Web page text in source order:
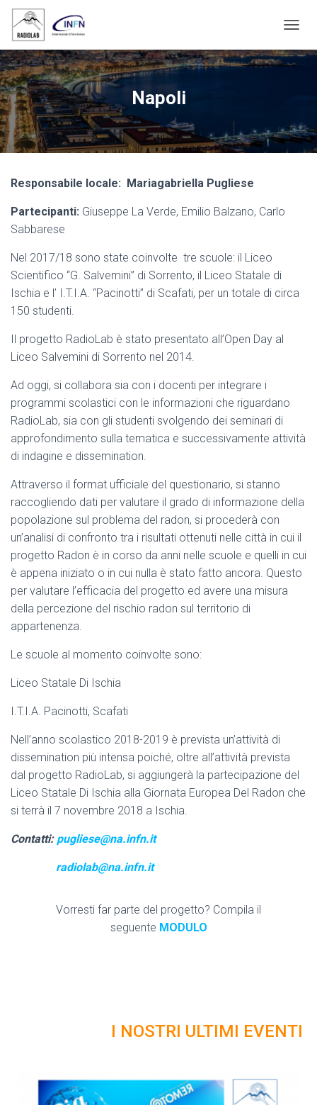
A
V
I
O
Napoli
Responsabile locale: Mariagabriella Pugliese
Partecipanti: Giuseppe La Verde, Emilio Balzano, Carlo
Sabbarese
Nel 2017/18 sono state coinvolte tre scuole: il Liceo
Scientifico “G. Salvemini” di Sorrento, il Liceo Statale di
Ischia e l’ I.T.I.A. “Pacinotti” di Scafati, per un totale di circa
150 studenti.
Il progetto RadioLab è stato presentato all’Open Day al
Liceo Salvemini di Sorrento nel 2014.
Ad oggi, si collabora sia con i docenti per integrare i
programmi scolastici con le informazioni che riguardano
RadioLab, sia con gli studenti svolgendo dei seminari di
approfondimento sulla tematica e successivamente attività
di indagine e dissemination.
Attraverso il format ufficiale del questionario, si stanno
raccogliendo dati per valutare il grado di informazione della
popolazione sul problema del radon, si procederà con
un’analisi di confronto tra i risultati ottenuti nelle città in cui il
progetto Radon è in corso da anni nelle scuole e quelli in cui
è appena iniziato o in cui nulla è stato fatto ancora. Questo
per valutare l’efficacia del progetto ed avere una misura
della percezione del rischio radon sul territorio di
appartenenza.
Le scuole al momento coinvolte sono:
Liceo Statale Di Ischia
I.T.I.A. Pacinotti, Scafati
Nell’anno scolastico 2018-2019 è prevista un’attività di
dissemination più intensa poiché, oltre all’attività prevista
dal progetto RadioLab, si aggiungerà la partecipazione del
Liceo Statale Di Ischia alla Giornata Europea Del Radon che
si terrà il 7 novembre 2018 a Ischia.
Contatti: pugliese@na.infn.it
radiolab@na.infn.it
Vorresti far parte del progetto? Compila il
seguente MODULO
I NOSTRI ULTIMI EVENTI